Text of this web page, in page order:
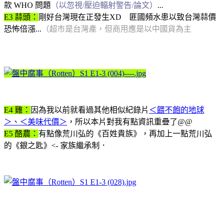
款 WHO 問題 （以忽視/壓迫輻射警告/論文） ...
E3 蒜頭： 剛好台灣現在正發生XD 匪國頻水患以致台灣蒜價
恐怖倍漲... （超市是台灣產，但商用應是以中國貨為主
E4 雞： 因為我以前就看過其他相似紀錄片 ＜餵不飽的地球
＞ 、 ＜美味代價＞ ，所以本片對我有點資訊重疊了@@
E5 酪農： 有點像荒川弘的《百姓貴族》，再加上一點荒川弘
的《銀之匙》<- 家族繼承制．